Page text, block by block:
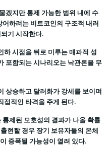
겠지만 통제 가능한 범위 내에 수
하려는 비트코인의 구조적 내러
기 시작한다.
하 시점을 뒤로 미루는 매파적 성
포함되는 시나리오는 낙관론을 무
상승하고 달러화가 강세를 보이며
접적인 타격을 주게 된다.
제된 모호성의 결과가 나올 확률
현할 경우 장기 보유자들의 온체
증폭될 가능성이 열려 있다.